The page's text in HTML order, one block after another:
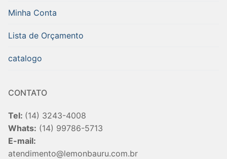
Minha Conta
Lista de Orçamento
catalogo
CONTATO
Tel: (14) 3243-4008
Whats: (14) 99786-5713
E-mail:
atendimento@lemonbauru.com.br